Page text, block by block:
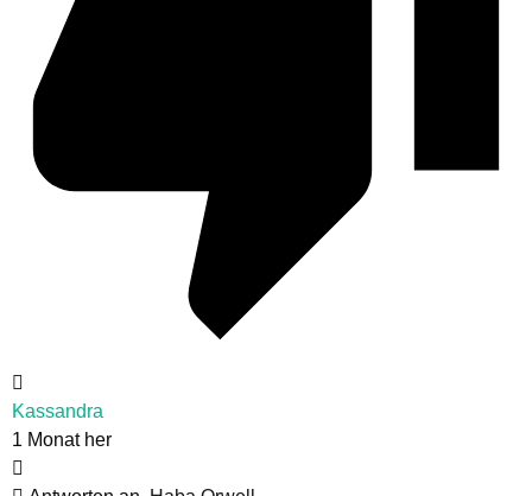
Kassandra
1 Monat her